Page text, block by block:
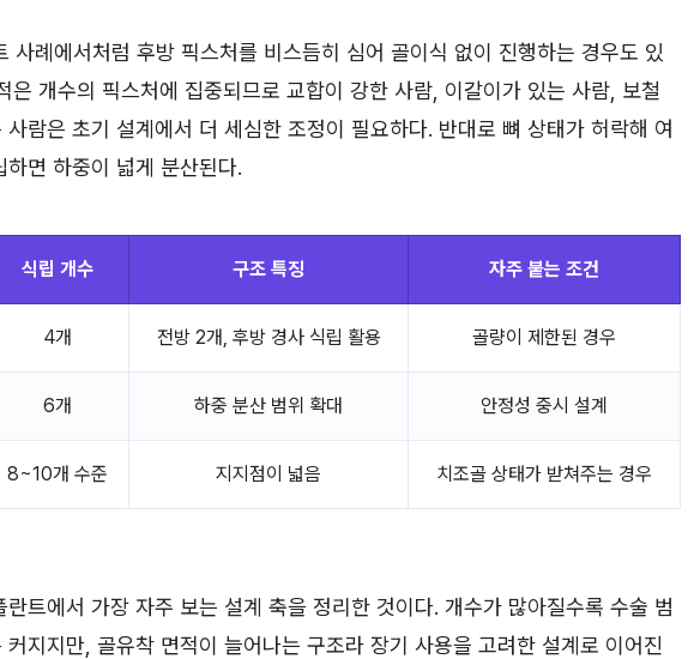
사례에서처럼 후방 픽스처를 비스듬히 심어 골이식 없이 진행하는 경우도 있
은 개수의 픽스처에 집중되므로 교합이 강한 사람, 이갈이가 있는 사람, 보철
람은 초기 설계에서 더 세심한 조정이 필요하다. 반대로 뼈 상태가 허락해 여
면 하중이 넓게 분산된다.
식립 개수 구조 특징 자주 붙는 조건
4개 전방 2개, 후방 경사 식립 활용 골량이 제한된 경우
6개 하중 분산 범위 확대 안정성 중시 설계
8~10개 수준 지지점이 넓음 치조골 상태가 받쳐주는 경우
트에서 가장 자주 보는 설계 축을 정리한 것이다. 개수가 많아질수록 수술 범
지지만, 골유착 면적이 늘어나는 구조라 장기 사용을 고려한 설계로 이어진